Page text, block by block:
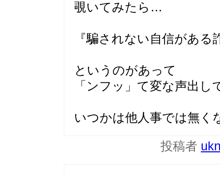
覗いてみたら…
『騙されない自信があ
というのがあって
「ンフッ」て変な声出
いつかは他人事では無く
投稿者